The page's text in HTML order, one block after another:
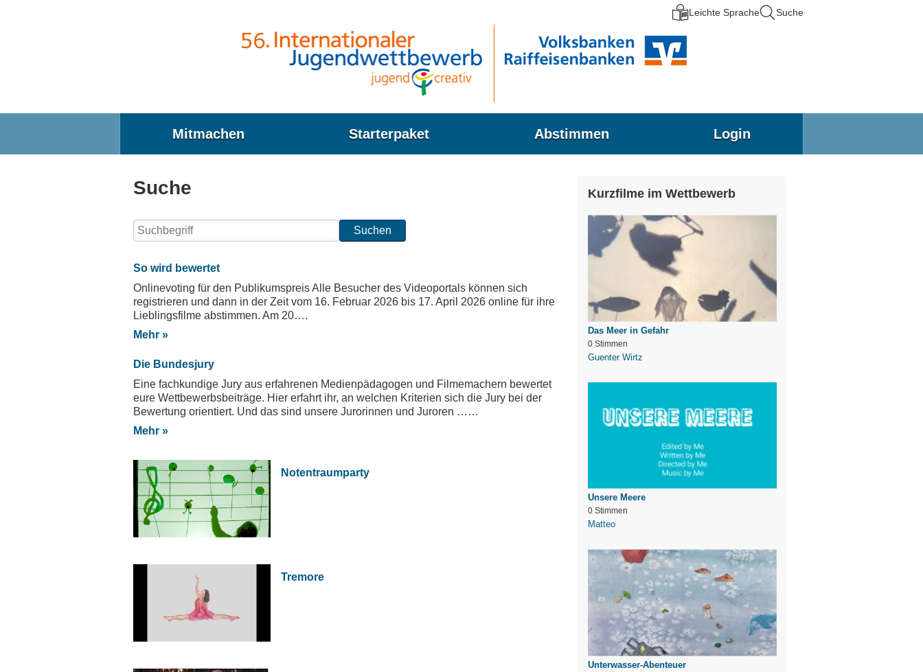
Leichte Sprache Suche
Mitmachen Starterpaket Abstimmen Login
Suche
Suchbegriff
Suchergebnisse
So wird bewertet
Onlinevoting für den Publikumspreis Alle Besucher des Videoportals können sich
registrieren und dann in der Zeit vom 16. Februar 2026 bis 17. April 2026 online für ihre
Lieblingsfilme abstimmen. Am 20….
Mehr
Die Bundesjury
Eine fachkundige Jury aus erfahrenen Medienpädagogen und Filmemachern bewertet
eure Wettbewerbsbeiträge. Hier erfahrt ihr, an welchen Kriterien sich die Jury bei der
Bewertung orientiert. Und das sind unsere Jurorinnen und Juroren ……
Mehr
Notentraumparty
Tremore
Kurzfilme im Wettbewerb
Das Meer in Gefahr
0 Stimmen
Guenter Wirtz
Unsere Meere
0 Stimmen
Matteo
Unterwasser-Abenteuer